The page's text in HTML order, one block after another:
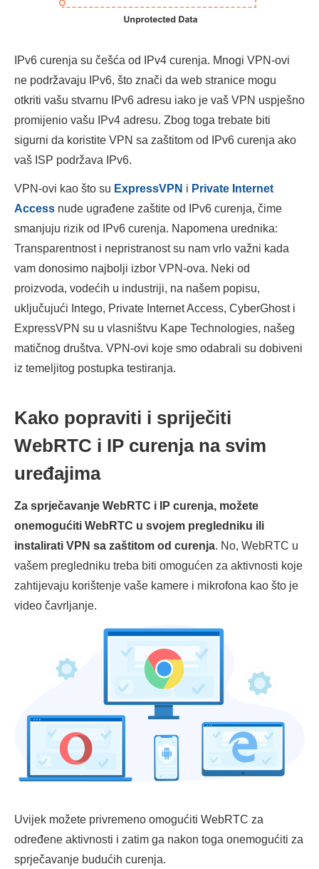
IPv6 curenja su češća od IPv4 curenja. Mnogi VPN-ovi
ne podržavaju IPv6, što znači da web stranice mogu
otkriti vašu stvarnu IPv6 adresu iako je vaš VPN uspješno
promijenio vašu IPv4 adresu. Zbog toga trebate biti
sigurni da koristite VPN sa zaštitom od IPv6 curenja ako
vaš ISP podržava IPv6.
VPN-ovi kao što su ExpressVPN i Private Internet
Access nude ugrađene zaštite od IPv6 curenja, čime
smanjuju rizik od IPv6 curenja. Napomena urednika:
Transparentnost i nepristranost su nam vrlo važni kada
vam donosimo najbolji izbor VPN-ova. Neki od
proizvoda, vodećih u industriji, na našem popisu,
uključujući Intego, Private Internet Access, CyberGhost i
ExpressVPN su u vlasništvu Kape Technologies, našeg
matičnog društva. VPN-ovi koje smo odabrali su dobiveni
iz temeljitog postupka testiranja.
Kako popraviti i spriječiti
WebRTC i IP curenja na svim
uređajima
Za sprječavanje WebRTC i IP curenja, možete
onemogućiti WebRTC u svojem pregledniku ili
instalirati VPN sa zaštitom od curenja. No, WebRTC u
vašem pregledniku treba biti omogućen za aktivnosti koje
zahtijevaju korištenje vaše kamere i mikrofona kao što je
video čavrljanje.
Uvijek možete privremeno omogućiti WebRTC za
određene aktivnosti i zatim ga nakon toga onemogućiti za
sprječavanje budućih curenja.